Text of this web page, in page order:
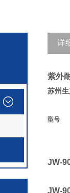
详
紫外
苏州
型号
JW-
JW-